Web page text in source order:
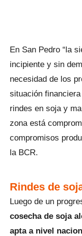
En San Pedro “la
incipiente y sin
necesidad de los
situación
rindes en soja y
zona está
compromisos
la BCR.
Rindes de
Luego de un
cosecha de soja
apta a nivel